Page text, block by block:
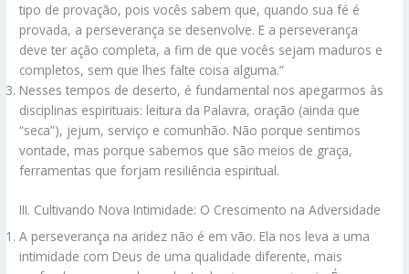
tipo de provação, pois vocês sabem que, quando sua fé é
provada, a perseverança se desenvolve. E a perseverança
deve ter ação completa, a fim de que vocês sejam maduros e
completos, sem que lhes falte coisa alguma.”
Nesses tempos de deserto, é fundamental nos apegarmos às
disciplinas espirituais: leitura da Palavra, oração (ainda que
“seca”), jejum, serviço e comunhão. Não porque sentimos
vontade, mas porque sabemos que são meios de graça,
ferramentas que forjam resiliência espiritual.
III. Cultivando Nova Intimidade: O Crescimento na Adversidade
A perseverança na aridez não é em vão. Ela nos leva a uma
intimidade com Deus de uma qualidade diferente, mais